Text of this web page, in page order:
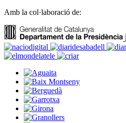
Amb la col·laboració de: